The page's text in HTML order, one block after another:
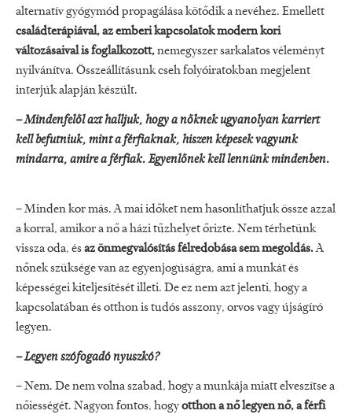
alternatív gyógymód propagálása kötődik a nevéhez. Emellett
családterápiával, az emberi kapcsolatok modern kori
változásaival is foglalkozott,nemegyszer sarkalatos véleményt
nyilvánítva. Összeállításunk cseh folyóiratokban megjelent
interjúk alapján készült.
– Mindenfelől azt halljuk, hogy a nőknek ugyanolyan karriert
kell befutniuk, mint a férfiaknak, hiszen képesek vagyunk
mindarra, amire a férfiak. Egyenlőnek kell lennünk mindenben.
– Minden kor más. A mai időket nem hasonlíthatjuk össze azzal
a korral, amikor a nő a házi tűzhelyet őrizte. Nem térhetünk
vissza oda, ésaz önmegvalósítás félredobása sem megoldás.A
nőnek szüksége van az egyenjogúságra, ami a munkát és
képességei kiteljesítését illeti. De ez nem azt jelenti, hogy a
kapcsolatában és otthon is tudós asszony, orvos vagy újságíró
legyen.
– Legyen szófogadó nyuszkó?
– Nem. De nem volna szabad, hogy a munkája miatt elveszítse a
nőiességét. Nagyon fontos, hogyotthon a nő legyen nő, a férfi